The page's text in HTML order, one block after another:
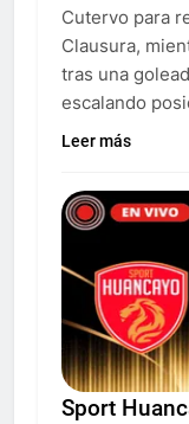
Cutervo para
Clausura,
tras una
escalando
Leer más
Sport